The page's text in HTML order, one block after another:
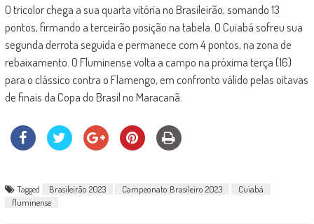
O tricolor chega a sua quarta vitória no Brasileirão, somando 13
pontos, firmando a terceirão posição na tabela. O Cuiabá sofreu sua
segunda derrota seguida e permanece com 4 pontos, na zona de
rebaixamento. O Fluminense volta a campo na próxima terça (16)
para o clássico contra o Flamengo, em confronto válido pelas oitavas
de finais da Copa do Brasil no Maracanã.
Tagged Brasileirão 2023 Campeonato Brasileiro 2023
Cuiabá
fluminense